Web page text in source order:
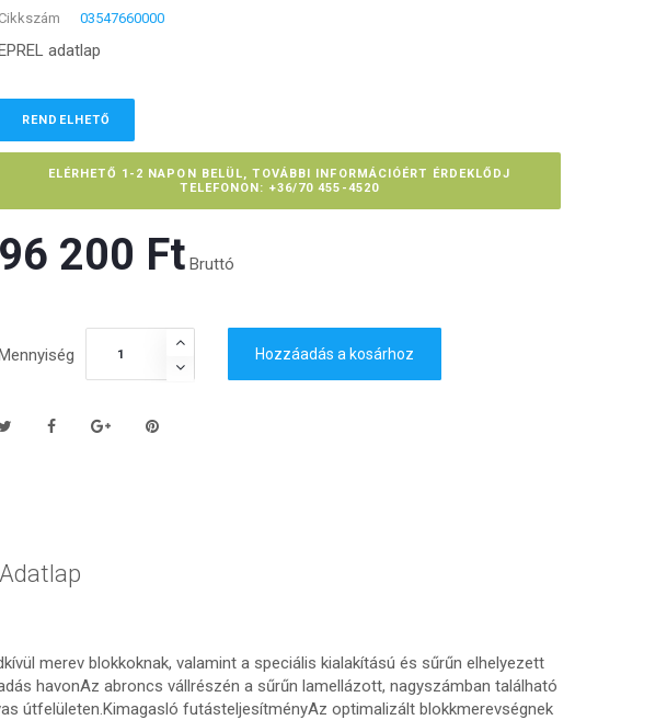
Cikkszám 03547660000
adatlap
RENDELHETŐ
ELÉRHETŐ 1-2 NAPON BELÜL, TOVÁBBI INFORMÁCIÓÉRT ÉRDEKLŐDJ
TELEFONON: +36/70 455-4520
96 200 Ft‎ Bruttó
Hozzáadás a kosárhoz
Adatlap
merev blokkoknak, valamint a speciális kialakítású és sűrűn elhelyezett
havonAz abroncs vállrészén a sűrűn lamellázott, nagyszámban található
útfelületen.Kimagasló futásteljesítményAz optimalizált blokkmerevségnek